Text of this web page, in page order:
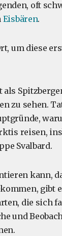
oft
Eisbären.
um diese
als
zu sehen.
reisen,
Svalbard.
kann,
gibt
die sich
und